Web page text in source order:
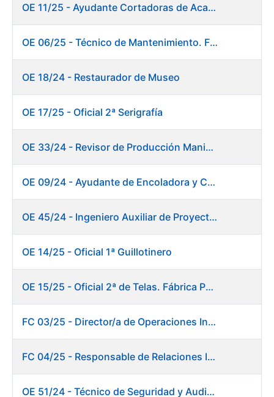
Mostrar/Ocultar
Mostrar/Ocultar
Mostrar/Ocultar
OE 11/25 - Ayudante Cortadoras de Acabados. Fábrica Papel
OE 06/25 - Técnico de Mantenimiento. Fábrica Papel
OE 18/24 - Restaurador de Museo
OE 17/25 - Oficial 2ª Serigrafía
OE 33/24 - Revisor de Producción Manipulado Timbre
OE 09/24 - Ayudante de Encoladora y Calandra Máquina de Papel
OE 45/24 - Ingeniero Auxiliar de Proyectos. Investigación y Desarrollo
OE 14/25 - Oficial 1ª Guillotinero
OE 15/25 - Oficial 2ª de Telas. Fábrica Papel
FC 03/25 - Director/a de Operaciones Industriales
FC 04/25 - Responsable de Relaciones Institucionales y Coordinación de Presidencia
OE 51/24 - Técnico de Seguridad y Auditoría Informática